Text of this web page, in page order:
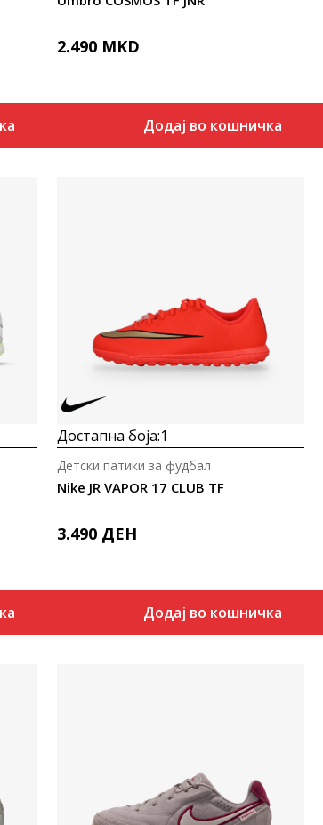
2.490 MKD
Додај во кошничка
Uporedi
Достапна боја:1
Nike JR VAPOR 17 CLUB TF
Детски патики за фудбал
3.490 ДЕН
Додај во кошничка
Uporedi